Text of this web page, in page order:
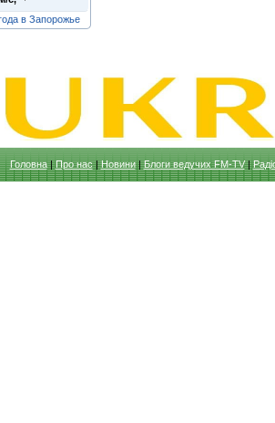
в Запорожье
Головна|Про нас|Новини|Блоги ведучих FM-TV|